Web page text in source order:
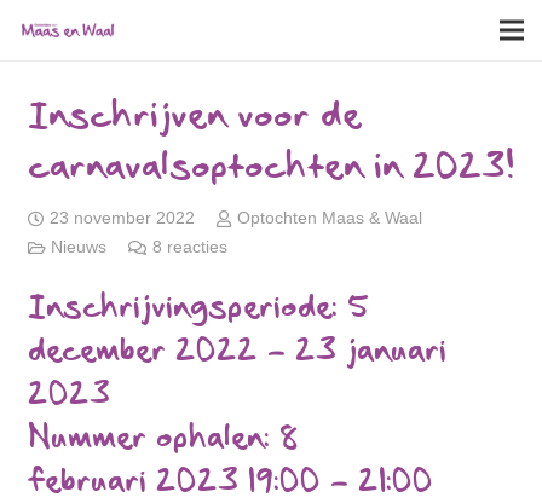
Inschrijven voor de
carnavalsoptochten in 2023!
23 november 2022
Optochten Maas & Waal
Nieuws
8 reacties
Inschrijvingsperiode: 5
december 2022 – 23 januari
2023
Nummer ophalen: 8
februari 2023 19:00 – 21:00